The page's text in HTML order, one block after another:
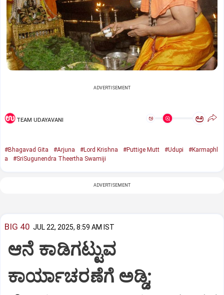
ADVERTISEMENT
TEAM UDAYAVANI ಅ ಅ
#Bhagavad Gita #Arjuna #Lord Krishna #Puttige Mutt #Udupi
#Karmaphl
a
#SriSugunendra Theertha Swamiji
ADVERTISEMENT
BIG 40 JUL 22, 2025, 8:59 AM IST
ಆನೆ ಕಾಡಿಗಟ್ಟುವ
ಕಾರ್ಯಾಚರಣೆಗೆ ಅಡ್ಡಿ;